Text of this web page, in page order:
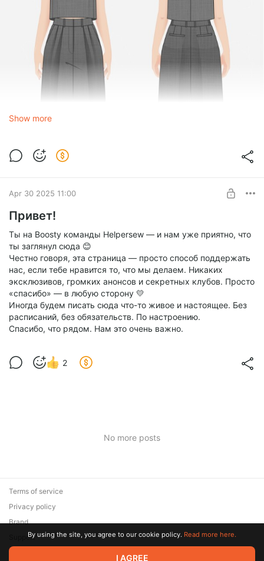
Show more
Apr 30 2025 11:00
Привет!
Ты на Boosty команды Helpersew — и нам уже приятно, что
ты заглянул сюда 😊
Честно говоря, эта страница — просто способ поддержать
нас, если тебе нравится то, что мы делаем. Никаких
эксклюзивов, громких анонсов и секретных клубов. Просто
«спасибо» — в любую сторону 💛
Иногда будем писать сюда что-то живое и настоящее. Без
расписаний, без обязательств. По настроению.
Спасибо, что рядом. Нам это очень важно.
2
No more posts
© 2026 Zaya Solutions Limited. All rights reserved. All trademarks
Terms of service
Privacy policy
Brand
SupportBy using the site, you agree to our cookie policy. Read more here.
I AGREE